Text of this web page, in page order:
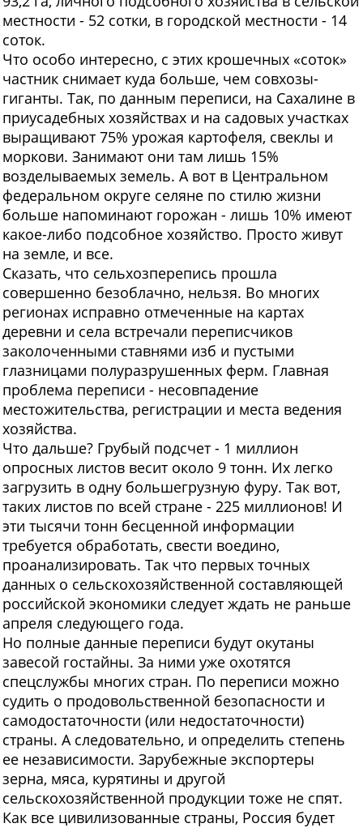
местности - 52 сотки, в городской местности - 14
соток.
Что особо интересно, с этих крошечных «соток»
частник снимает куда больше, чем совхозы-
гиганты. Так, по данным переписи, на Сахалине в
приусадебных хозяйствах и на садовых участках
выращивают 75% урожая картофеля, свеклы и
моркови. Занимают они там лишь 15%
возделываемых земель. А вот в Центральном
федеральном округе селяне по стилю жизни
больше напоминают горожан - лишь 10% имеют
какое-либо подсобное хозяйство. Просто живут
на земле, и все.
Сказать, что сельхозперепись прошла
совершенно безоблачно, нельзя. Во многих
регионах исправно отмеченные на картах
деревни и села встречали переписчиков
заколоченными ставнями изб и пустыми
глазницами полуразрушенных ферм. Главная
проблема переписи - несовпадение
местожительства, регистрации и места ведения
хозяйства.
Что дальше? Грубый подсчет - 1 миллион
опросных листов весит около 9 тонн. Их легко
загрузить в одну большегрузную фуру. Так вот,
таких листов по всей стране - 225 миллионов! И
эти тысячи тонн бесценной информации
требуется обработать, свести воедино,
проанализировать. Так что первых точных
данных о сельскохозяйственной составляющей
российской экономики следует ждать не раньше
апреля следующего года.
Но полные данные переписи будут окутаны
завесой гостайны. За ними уже охотятся
спецслужбы многих стран. По переписи можно
судить о продовольственной безопасности и
самодостаточности (или недостаточности)
страны. А следовательно, и определить степень
ее независимости. Зарубежные экспортеры
зерна, мяса, курятины и другой
сельскохозяйственной продукции тоже не спят.
Как все цивилизованные страны, Россия будет